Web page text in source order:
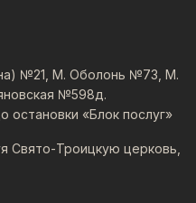
№21, М. Оболонь №73, М.
№598д.
«Блок послуг»
Свято-Троицкую церковь,